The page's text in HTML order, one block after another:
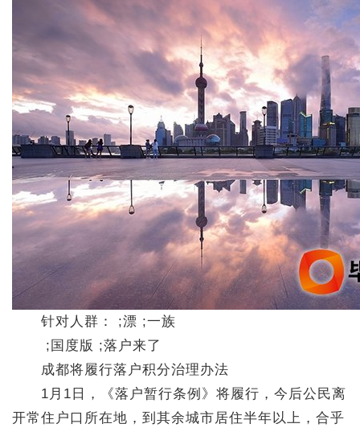
针对人群： ;漂 ;一族
;国度版 ;落户来了
成都将履行落户积分治理办法
1月1日，《落户暂行条例》将履行，今后公民离
开常住户口所在地，到其余城市居住半年以上，合乎